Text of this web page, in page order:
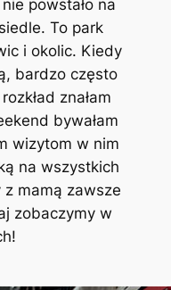
powstało na
To park
i okolic. Kiedy
bardzo często
znałam
bywałam
wizytom w nim
na wszystkich
z mamą zawsze
zobaczymy w